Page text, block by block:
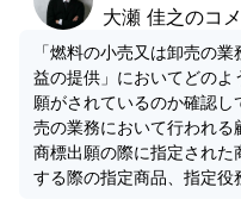
大瀬 佳之のコ
「燃料の小売又は卸売の
益の提供」においてどのよ
願がされているのか確認
売の業務において行われ
商標出願の際に指定され
する際の指定商品、指定役